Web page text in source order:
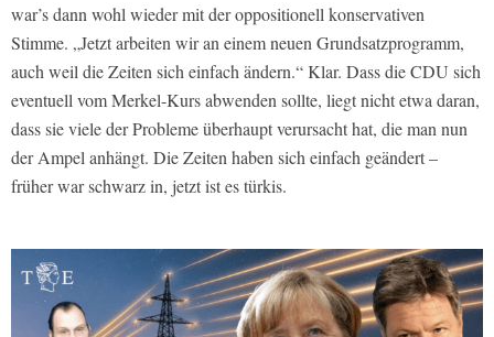
war’s dann wohl wieder mit der oppositionell konservativen
Stimme. „Jetzt arbeiten wir an einem neuen Grundsatzprogramm,
auch weil die Zeiten sich einfach ändern.“ Klar. Dass die CDU sich
eventuell vom Merkel-Kurs abwenden sollte, liegt nicht etwa daran,
dass sie viele der Probleme überhaupt verursacht hat, die man nun
der Ampel anhängt. Die Zeiten haben sich einfach geändert –
früher war schwarz in, jetzt ist es türkis.